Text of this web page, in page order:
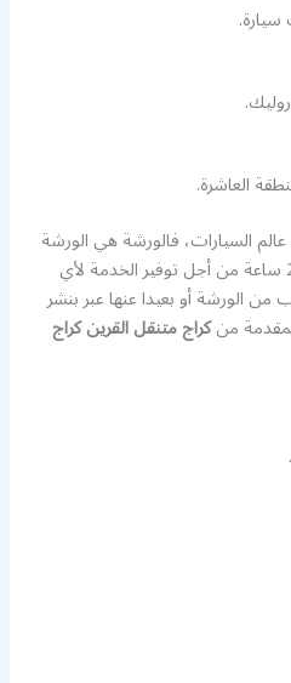
العاشرة.
السيارات، فالورشة هي الورشة
الوحيدة التي تعمل على الدوام 24 ساعة من أجل توفير الخدمة لأي
من الورشة أو بعيدا عنها عبر بنشر
منكراج متنقل القرين كراج